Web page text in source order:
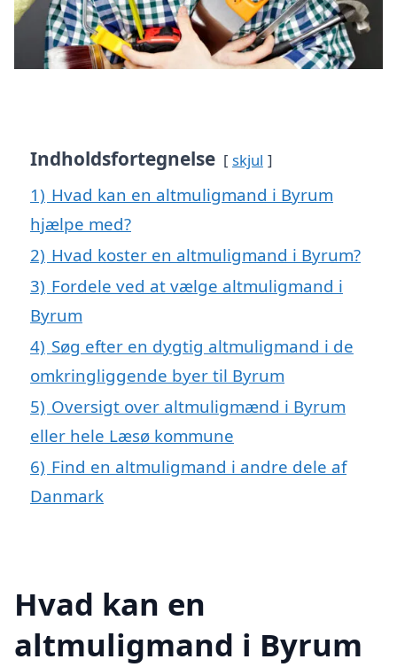
Indholdsfortegnelse skjul
1) Hvad kan en altmuligmand i Byrum
hjælpe med?
2) Hvad koster en altmuligmand i Byrum?
3) Fordele ved at vælge altmuligmand i
Byrum
4) Søg efter en dygtig altmuligmand i de
omkringliggende byer til Byrum
5) Oversigt over altmuligmænd i Byrum
eller hele Læsø kommune
6) Find en altmuligmand i andre dele af
Danmark
Hvad kan en
altmuligmand i Byrum